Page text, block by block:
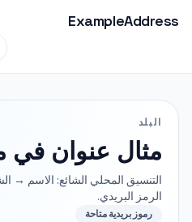
ExampleAddress
البلد
مثال عنوان في
التنسيق المحلي الشائع: الاسم →
الرمز البريدي.
رموز بريدية متاحة